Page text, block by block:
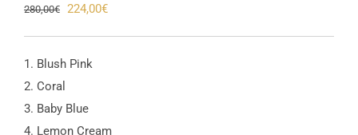
280,00€ Original
224,00€Η
1. Blush Pink
2. Coral
3. Baby Blue
4. Lemon Cream